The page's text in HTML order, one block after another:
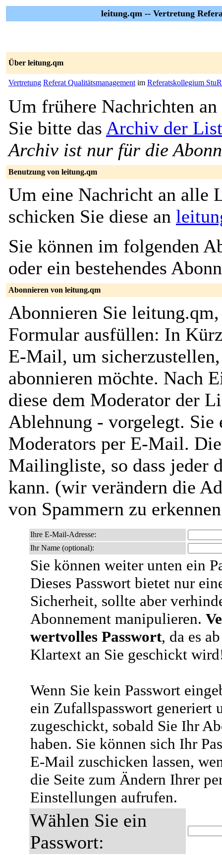
leitung.qm -- Vertretung
Über leitung.qm
Vertretung Referat Qualitätsmanagement im Referatskollegium
Um frühere Nachrichten an
Sie bitte das Archiv der
Archiv ist nur für die
Benutzung von leitung.qm
Um eine Nachricht an alle
schicken Sie diese an
Sie können im folgenden
oder ein bestehendes
Abonnieren von leitung.qm
Abonnieren Sie
Formular ausfüllen: In
E-Mail, um
abonnieren möchte. Nach
diese dem Moderator der
Ablehnung - vorgelegt. Sie
Moderators per E-Mail.
Mailingliste, so dass jeder
kann. (wir verändern die
von Spammern zu
Ihre E-Mail-Adresse:
Ihr Name (optional):
Sie können weiter unten ein
Dieses Passwort bietet nur
Sicherheit, sollte aber
Abonnement manipulieren.
wertvolles Passwort, da es
Klartext an Sie geschickt
Wenn Sie kein Passwort
ein Zufallspasswort generiert
zugeschickt, sobald Sie Ihr
haben. Sie können sich Ihr
E-Mail zuschicken lassen,
die Seite zum Ändern Ihrer
Einstellungen aufrufen.
Wählen Sie ein
Passwort: